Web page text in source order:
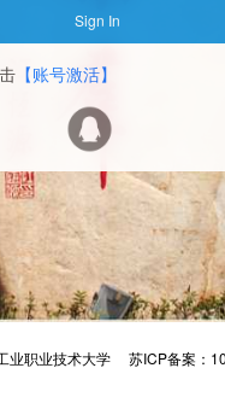
【账号激活】
Send
on soon. Please pay attention to your
微信扫一扫
击【账号激活】
业职业技术大学 苏ICP备案：